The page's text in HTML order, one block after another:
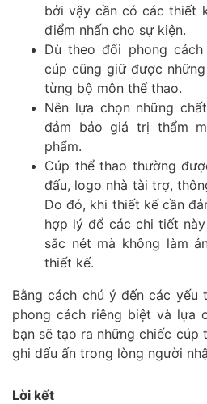
bởi vậy cần có các thiết
điểm nhấn cho sự kiện.
Dù theo đổi phong
cúp cũng giữ được
từng bộ môn thể thao.
Nên lựa chọn những
đảm bảo giá trị thẩm
phẩm.
Cúp thể thao thường
đấu, logo nhà tài trợ,
Do đó, khi thiết kế cần
hợp lý để các chi tiết
sắc nét mà không làm
thiết kế.
Bằng cách chú ý đến các yếu
phong cách riêng biệt và lựa
bạn sẽ tạo ra những chiếc cúp
ghi dấu ấn trong lòng người
Lời kết